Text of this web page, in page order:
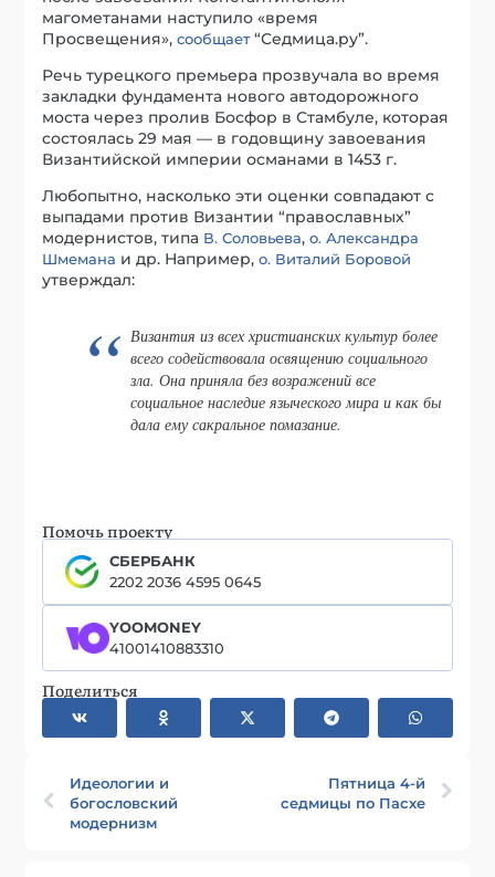
магометанами наступило «время
Просвещения»,сообщает“Седмица.ру”.
Речь турецкого премьера прозвучала во время
закладки фундамента нового автодорожного
моста через пролив Босфор в Стамбуле, которая
состоялась 29 мая — в годовщину завоевания
Византийской империи османами в 1453 г.
Любопытно, насколько эти оценки совпадают с
выпадами против Византии “православных”
модернистов, типа В. Соловьева,о. Александра
Шмемана и др. Например,о. Виталий Боровой
утверждал:
Византия из всех христианских культур более
всего содействовала освящению социального
зла. Она приняла без возражений все
социальное наследие языческого мира и как бы
дала ему сакральное помазание.
Помочь проекту
СБЕРБАНК
2202 2036 4595 0645
YOOMONEY
41001410883310
Поделиться
Идеологии и
богословский
модернизм
Пятница 4-й
седмицы по Пасхе